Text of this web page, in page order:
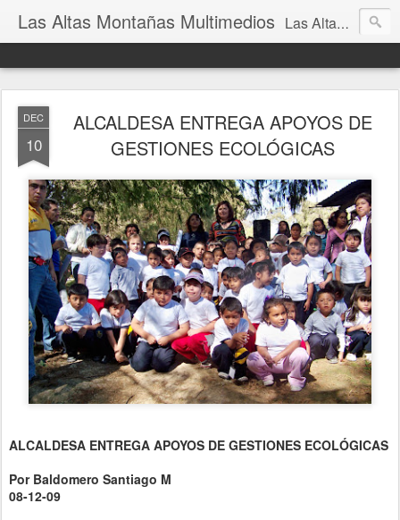
Las Altas Montañas Multimedios Las Altas Montañas Multimedios
DEC
10
ALCALDESA ENTREGA APOYOS DE
GESTIONES ECOLÓGICAS
ALCALDESA ENTREGA APOYOS DE GESTIONES ECOLÓGICAS
Por Baldomero Santiago M
08-12-09